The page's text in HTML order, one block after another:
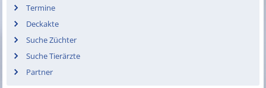
Termine
Deckakte
Suche Züchter
Suche Tierärzte
Partner